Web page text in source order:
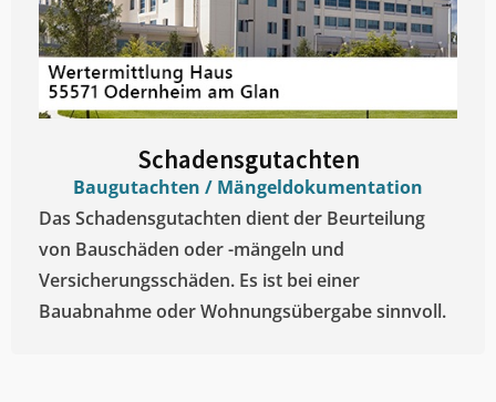
Schadensgutachten
Baugutachten / Mängeldokumentation
Das Schadensgutachten dient der Beurteilung
von Bauschäden oder -mängeln und
Versicherungsschäden. Es ist bei einer
Bauabnahme oder Wohnungsübergabe sinnvoll.